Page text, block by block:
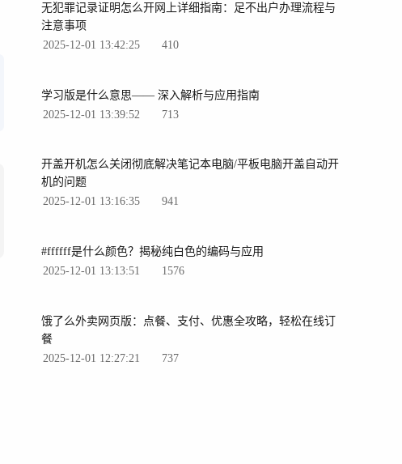
无犯罪记录证明怎么开网上详细指南：足不出户办理流程与
注意事项
2025-12-01 13:42:25
410
学习版是什么意思—— 深入解析与应用指南
2025-12-01 13:39:52
713
开盖开机怎么关闭彻底解决笔记本电脑/平板电脑开盖自动开
机的问题
2025-12-01 13:16:35
941
#ffffff是什么颜色？揭秘纯白色的编码与应用
2025-12-01 13:13:51
1576
饿了么外卖网页版：点餐、支付、优惠全攻略，轻松在线订
餐
2025-12-01 12:27:21
737